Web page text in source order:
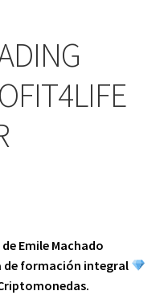
Emile Machado
de formación integral